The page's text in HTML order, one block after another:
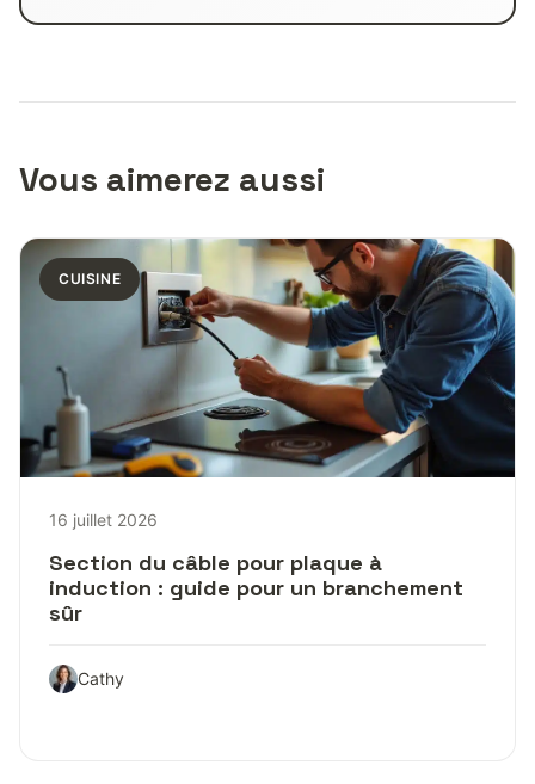
Vous aimerez aussi
CUISINE
16 juillet 2026
Section du câble pour plaque à
induction : guide pour un branchement
sûr
Cathy